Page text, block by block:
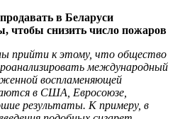
к этому, что общество
международный
воспламеняющей
в США, Евросоюзе,
результаты. К примеру, в